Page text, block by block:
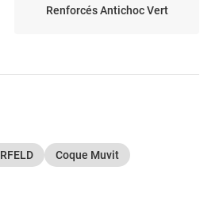
Renforcés Antichoc Vert
Coque Muvit